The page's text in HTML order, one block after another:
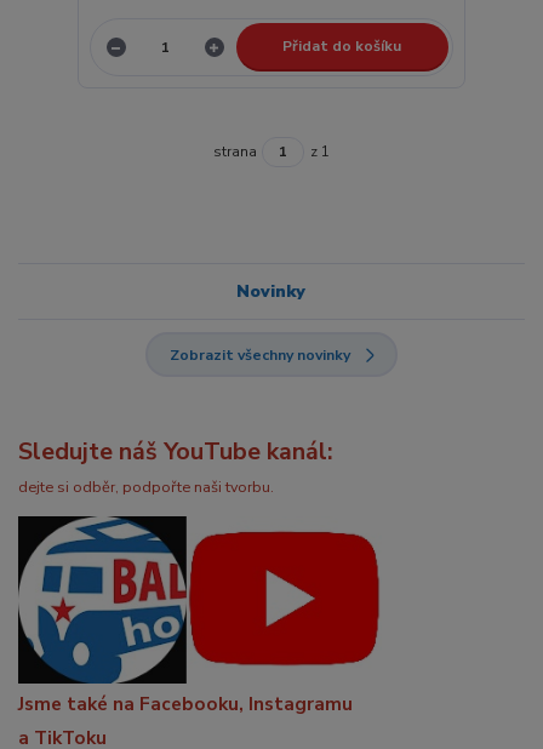
Novinky
Zobrazit všechny novinky
Sledujte náš YouTube kanál:
dejte si odběr, podpořte naši tvorbu.
Jsme také na Facebooku, Instagramu
a TikToku
Přidat do košíku
strana z 1